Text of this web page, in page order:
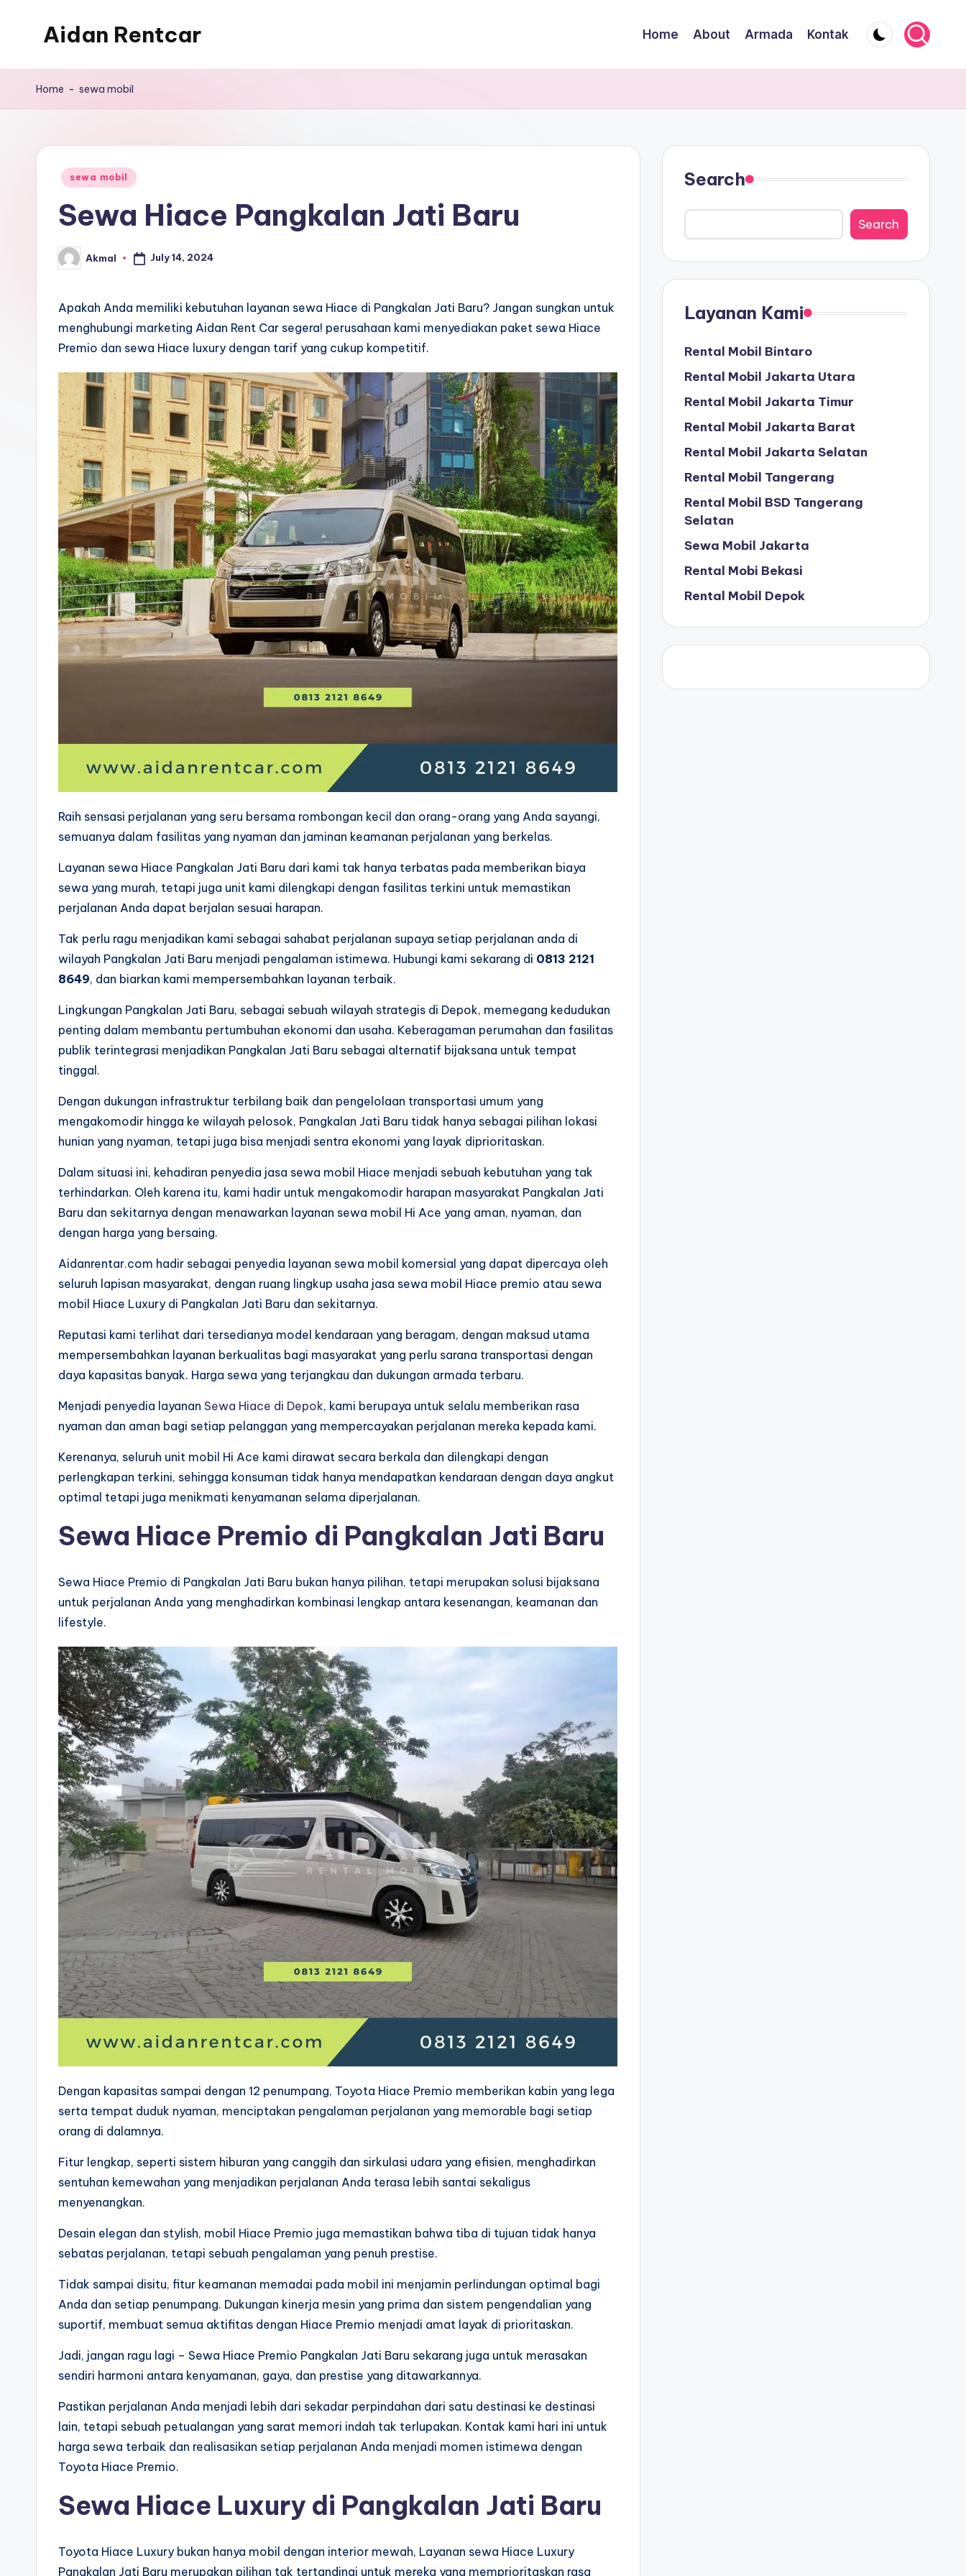
Aidan Rentcar
Mobil
Home About Armada Kontak
Home - sewa mobil
Posted
sewa mobil
Sewa Hiace Pangkalan Jati Baru
Posted
by
Akmal July 14, 2024
Apakah Anda memiliki kebutuhan layanan sewa Hiace di Pangkalan Jati Baru? Jangan sungkan untuk
menghubungi marketing Aidan Rent Car segera! perusahaan kami menyediakan paket sewa Hiace
Premio dan sewa Hiace luxury dengan tarif yang cukup kompetitif.
Raih sensasi perjalanan yang seru bersama rombongan kecil dan orang-orang yang Anda sayangi,
semuanya dalam fasilitas yang nyaman dan jaminan keamanan perjalanan yang berkelas.
Layanan sewa Hiace Pangkalan Jati Baru dari kami tak hanya terbatas pada memberikan biaya
sewa yang murah, tetapi juga unit kami dilengkapi dengan fasilitas terkini untuk memastikan
perjalanan Anda dapat berjalan sesuai harapan.
Tak perlu ragu menjadikan kami sebagai sahabat perjalanan supaya setiap perjalanan anda di
wilayah Pangkalan Jati Baru menjadi pengalaman istimewa. Hubungi kami sekarang di 0813 2121
8649, dan biarkan kami mempersembahkan layanan terbaik.
Lingkungan Pangkalan Jati Baru, sebagai sebuah wilayah strategis di Depok, memegang kedudukan
penting dalam membantu pertumbuhan ekonomi dan usaha. Keberagaman perumahan dan fasilitas
publik terintegrasi menjadikan Pangkalan Jati Baru sebagai alternatif bijaksana untuk tempat
tinggal.
Dengan dukungan infrastruktur terbilang baik dan pengelolaan transportasi umum yang
mengakomodir hingga ke wilayah pelosok, Pangkalan Jati Baru tidak hanya sebagai pilihan lokasi
hunian yang nyaman, tetapi juga bisa menjadi sentra ekonomi yang layak diprioritaskan.
Dalam situasi ini, kehadiran penyedia jasa sewa mobil Hiace menjadi sebuah kebutuhan yang tak
terhindarkan. Oleh karena itu, kami hadir untuk mengakomodir harapan masyarakat Pangkalan Jati
Baru dan sekitarnya dengan menawarkan layanan sewa mobil Hi Ace yang aman, nyaman, dan
dengan harga yang bersaing.
Aidanrentar.com hadir sebagai penyedia layanan sewa mobil komersial yang dapat dipercaya oleh
seluruh lapisan masyarakat, dengan ruang lingkup usaha jasa sewa mobil Hiace premio atau sewa
mobil Hiace Luxury di Pangkalan Jati Baru dan sekitarnya.
Reputasi kami terlihat dari tersedianya model kendaraan yang beragam, dengan maksud utama
mempersembahkan layanan berkualitas bagi masyarakat yang perlu sarana transportasi dengan
daya kapasitas banyak. Harga sewa yang terjangkau dan dukungan armada terbaru.
Menjadi penyedia layanan Sewa Hiace di Depok, kami berupaya untuk selalu memberikan rasa
nyaman dan aman bagi setiap pelanggan yang mempercayakan perjalanan mereka kepada kami.
Kerenanya, seluruh unit mobil Hi Ace kami dirawat secara berkala dan dilengkapi dengan
perlengkapan terkini, sehingga konsuman tidak hanya mendapatkan kendaraan dengan daya angkut
optimal tetapi juga menikmati kenyamanan selama diperjalanan.
Sewa Hiace Premio di Pangkalan Jati Baru
Sewa Hiace Premio di Pangkalan Jati Baru bukan hanya pilihan, tetapi merupakan solusi bijaksana
untuk perjalanan Anda yang menghadirkan kombinasi lengkap antara kesenangan, keamanan dan
lifestyle.
Dengan kapasitas sampai dengan 12 penumpang, Toyota Hiace Premio memberikan kabin yang lega
serta tempat duduk nyaman, menciptakan pengalaman perjalanan yang memorable bagi setiap
orang di dalamnya.
Fitur lengkap, seperti sistem hiburan yang canggih dan sirkulasi udara yang efisien, menghadirkan
sentuhan kemewahan yang menjadikan perjalanan Anda terasa lebih santai sekaligus
menyenangkan.
Desain elegan dan stylish, mobil Hiace Premio juga memastikan bahwa tiba di tujuan tidak hanya
sebatas perjalanan, tetapi sebuah pengalaman yang penuh prestise.
Tidak sampai disitu, fitur keamanan memadai pada mobil ini menjamin perlindungan optimal bagi
Anda dan setiap penumpang. Dukungan kinerja mesin yang prima dan sistem pengendalian yang
suportif, membuat semua aktifitas dengan Hiace Premio menjadi amat layak di prioritaskan.
Jadi, jangan ragu lagi – Sewa Hiace Premio Pangkalan Jati Baru sekarang juga untuk merasakan
sendiri harmoni antara kenyamanan, gaya, dan prestise yang ditawarkannya.
Pastikan perjalanan Anda menjadi lebih dari sekadar perpindahan dari satu destinasi ke destinasi
lain, tetapi sebuah petualangan yang sarat memori indah tak terlupakan. Kontak kami hari ini untuk
harga sewa terbaik dan realisasikan setiap perjalanan Anda menjadi momen istimewa dengan
Toyota Hiace Premio.
Sewa Hiace Luxury di Pangkalan Jati Baru
Toyota Hiace Luxury bukan hanya mobil dengan interior mewah, Layanan sewa Hiace Luxury
Pangkalan Jati Baru merupakan pilihan tak tertandingi untuk mereka yang memprioritaskan rasa
Search
Search
Layanan Kami
Rental Mobil Bintaro
Rental Mobil Jakarta Utara
Rental Mobil Jakarta Timur
Rental Mobil Jakarta Barat
Rental Mobil Jakarta Selatan
Rental Mobil Tangerang
Rental Mobil BSD Tangerang
Selatan
Sewa Mobil Jakarta
Rental Mobi Bekasi
Rental Mobil Depok